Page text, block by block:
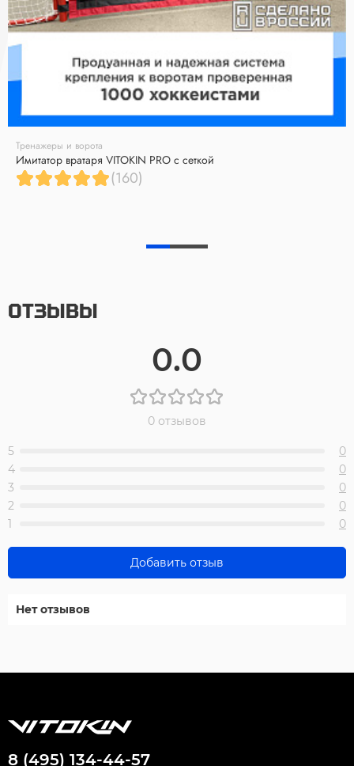
Тренажеры и ворота
Имитатор вратаря VITOKIN PRO с сеткой
(160)
ОТЗЫВЫ
0.0
0 отзывов
5
0
4
0
3
0
2
0
1
0
Добавить отзыв
Нет отзывов
8 (495) 134-44-57